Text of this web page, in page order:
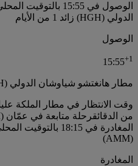
الوصول في 15:55
الدولي (HGH) زائد 1 من الأيام
الوصول
15:55+1
مطار هانغتشو شياوشان الدولي (HGH)
من الدقائقرحلة متابعة في عمّان (AMM): 4 س و25 د
المغادرة في 18:15
(AMM)
المغادرة